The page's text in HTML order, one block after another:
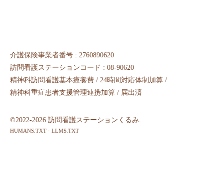
介護保険事業者番号 : 2760890620
訪問看護ステーションコード : 08-90620
精神科訪問看護基本療養費 / 24時間対応体制加算 /
精神科重症患者支援管理連携加算 / 届出済
©2022-2026 訪問看護ステーションくるみ.
HUMANS.TXT · LLMS.TXT